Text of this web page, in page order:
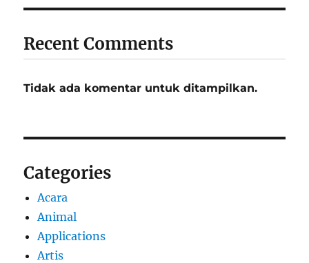
Recent Comments
Tidak ada komentar untuk ditampilkan.
Categories
Acara
Animal
Applications
Artis